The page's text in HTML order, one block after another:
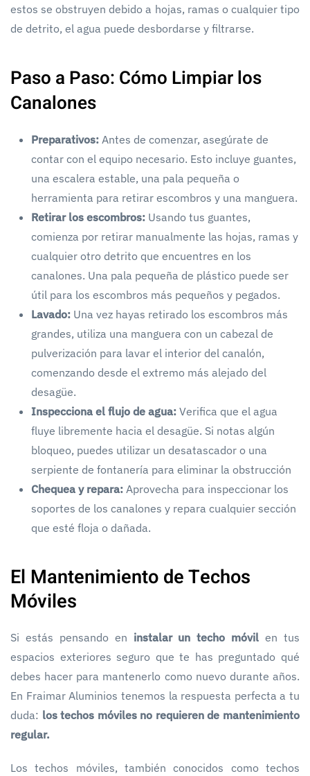
estos se obstruyen debido a hojas, ramas o cualquier tipo
de detrito, el agua puede desbordarse y filtrarse.
Paso a Paso: Cómo Limpiar los
Canalones
Preparativos: Antes de comenzar, asegúrate de
contar con el equipo necesario. Esto incluye guantes,
una escalera estable, una pala pequeña o
herramienta para retirar escombros y una manguera.
Retirar los escombros: Usando tus guantes,
comienza por retirar manualmente las hojas, ramas y
cualquier otro detrito que encuentres en los
canalones. Una pala pequeña de plástico puede ser
útil para los escombros más pequeños y pegados.
Lavado: Una vez hayas retirado los escombros más
grandes, utiliza una manguera con un cabezal de
pulverización para lavar el interior del canalón,
comenzando desde el extremo más alejado del
desagüe.
Inspecciona el flujo de agua: Verifica que el agua
fluye libremente hacia el desagüe. Si notas algún
bloqueo, puedes utilizar un desatascador o una
serpiente de fontanería para eliminar la obstrucción
Chequea y repara: Aprovecha para inspeccionar los
soportes de los canalones y repara cualquier sección
que esté floja o dañada.
El Mantenimiento de Techos
Móviles
Si estás pensando en instalar un techo móvilen tus
espacios exteriores seguro que te has preguntado qué
debes hacer para mantenerlo como nuevo durante años.
En Fraimar Aluminios tenemos la respuesta perfecta a tu
duda: los techos móviles no requieren de mantenimiento
regular.
Los techos móviles, también conocidos como techos